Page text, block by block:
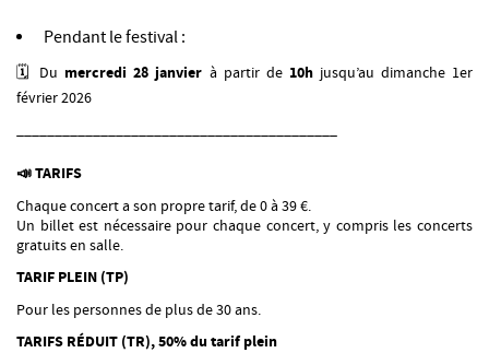
Pendant le festival :
🗓️ Dumercredi 28 janvier à partir de 10hjusqu’au dimanche 1er
février 2026
📣 TARIFS
Chaque concert a son propre tarif, de 0 à 39 €.
Un billet est nécessaire pour chaque concert, y compris les concerts
gratuits en salle.
TARIF PLEIN (TP)
Pour les personnes de plus de 30 ans.
TARIFS RÉDUIT (TR), 50% du tarif plein